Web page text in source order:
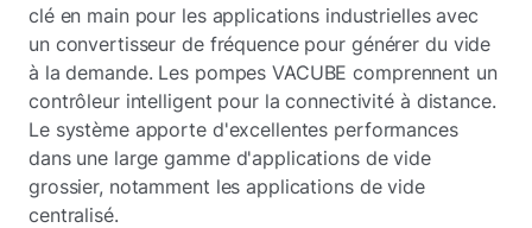
clé en main pour les applications industrielles avec
un convertisseur de fréquence pour générer du vide
à la demande. Les pompes VACUBE comprennent un
contrôleur intelligent pour la connectivité à distance.
Le système apporte d'excellentes performances
dans une large gamme d'applications de vide
grossier, notamment les applications de vide
centralisé.